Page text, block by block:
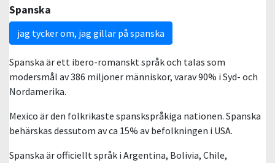
Spanska
jag tycker om, jag gillar på spanska
Spanska är ett ibero-romanskt språk och talas som
modersmål av 386 miljoner människor, varav 90% i Syd- och
Nordamerika.
Mexico är den folkrikaste spanskspråkiga nationen. Spanska
behärskas dessutom av ca 15% av befolkningen i USA.
Spanska är officiellt språk i Argentina, Bolivia, Chile,